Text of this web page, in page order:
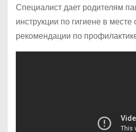
Специалист дает родителям
инструкции по гигиене в
рекомендации по